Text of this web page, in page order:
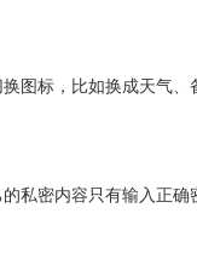
图标，比如换成天气、
私密内容只有输入正确